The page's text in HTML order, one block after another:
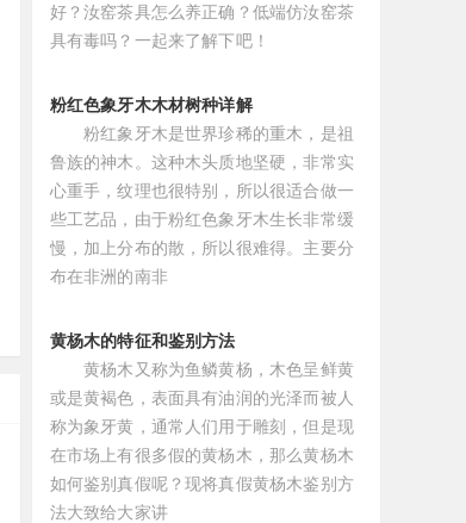
好？汝窑茶具怎么养正确？低端仿汝窑茶
具有毒吗？一起来了解下吧！
粉红色象牙木木材树种详解
粉红象牙木是世界珍稀的重木，是祖
鲁族的神木。这种木头质地坚硬，非常实
心重手，纹理也很特别，所以很适合做一
些工艺品，由于粉红色象牙木生长非常缓
慢，加上分布的散，所以很难得。主要分
布在非洲的南非
黄杨木的特征和鉴别方法
黄杨木又称为鱼鳞黄杨，木色呈鲜黄
或是黄褐色，表面具有油润的光泽而被人
称为象牙黄，通常人们用于雕刻，但是现
在市场上有很多假的黄杨木，那么黄杨木
如何鉴别真假呢？现将真假黄杨木鉴别方
法大致给大家讲